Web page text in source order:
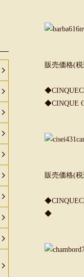
販売価格(税
◆CINQUE
販売価格(税
◆